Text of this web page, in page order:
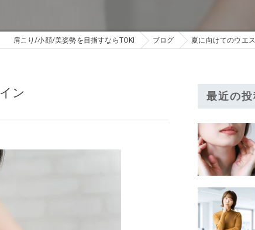
肩こり/小顔/美姿勢を目指すならTOKI ブログ 夏に向けてのウエ
ン 最近の投